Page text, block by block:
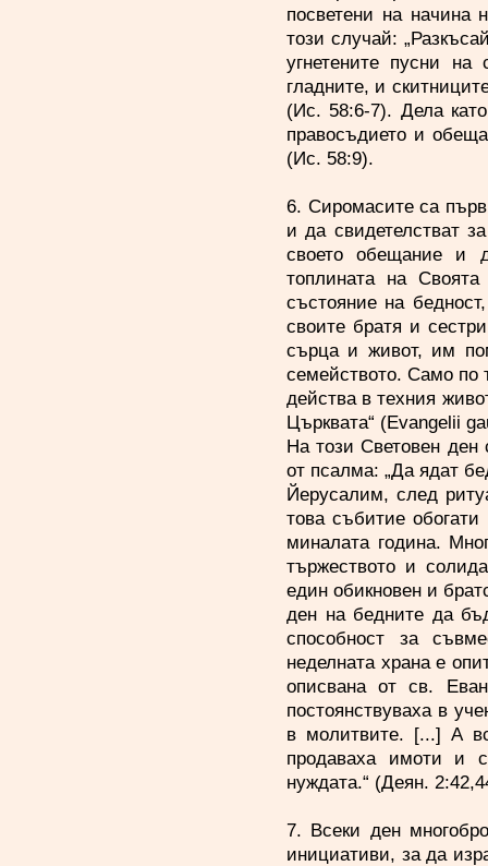
посветени на начина
този случай:
угнетените пусни
гладните, и
(Ис. 58:6-7). Дела
правосъдието и
(Ис. 58:9).
6. Сиромасите са
и да свидетелстват
своето обещание и
топлината на
състояние на
своите братя и
сърца и живот, им
семейството. Само по
действа в техния
Църквата“ (Evangelii
На този Световен
от псалма: „Да ядат
Йерусалим, след
това събитие
миналата година.
тържеството и
един обикновен и
ден на бедните да
способност за
неделната храна е
описвана от св.
постоянствуваха в
в молитвите. [...] А
продаваха имоти и
нуждата.“ (Деян.
7. Всеки ден
инициативи, за да